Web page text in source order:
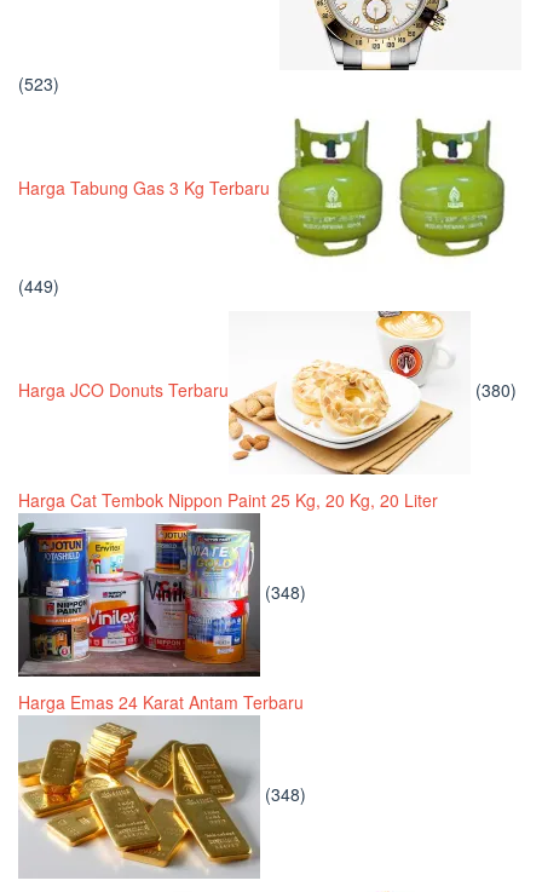
(523)
Harga Tabung Gas 3 Kg Terbaru
(449)
Harga JCO Donuts Terbaru (380)
Harga Cat Tembok Nippon Paint 25 Kg, 20 Kg, 20 Liter
(348)
Harga Emas 24 Karat Antam Terbaru
(348)